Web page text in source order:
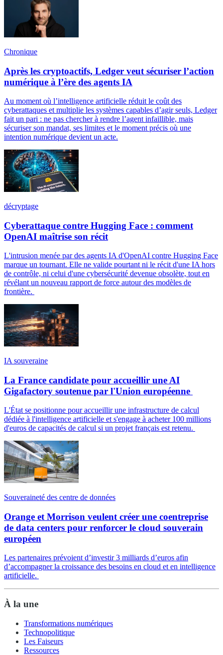
Chronique
Après les cryptoactifs, Ledger veut sécuriser l’action
numérique à l’ère des agents IA
Au moment où l’intelligence artificielle réduit le coût des
cyberattaques et multiplie les systèmes capables d’agir seuls, Ledger
fait un pari : ne pas chercher à rendre l’agent infaillible, mais
sécuriser son mandat, ses limites et le moment précis où une
intention numérique devient un acte.
décryptage
Cyberattaque contre Hugging Face : comment
OpenAI maîtrise son récit
L'intrusion menée par des agents IA d'OpenAI contre Hugging Face
marque un tournant. Elle ne valide pourtant ni le récit d'une IA hors
de contrôle, ni celui d'une cybersécurité devenue obsolète, tout en
révélant un nouveau rapport de force autour des modèles de
frontière.
IA souveraine
La France candidate pour accueillir une AI
Gigafactory soutenue par l'Union européenne
L'État se positionne pour accueillir une infrastructure de calcul
dédiée à l'intelligence artificielle et s'engage à acheter 100 millions
d'euros de capacités de calcul si un projet français est retenu.
Souveraineté des centre de données
Orange et Morrison veulent créer une coentreprise
de data centers pour renforcer le cloud souverain
européen
Les partenaires prévoient d’investir 3 milliards d’euros afin
d’accompagner la croissance des besoins en cloud et en intelligence
artificielle.
À la une
Transformations numériques
Technopolitique
Les Faiseurs
Ressources